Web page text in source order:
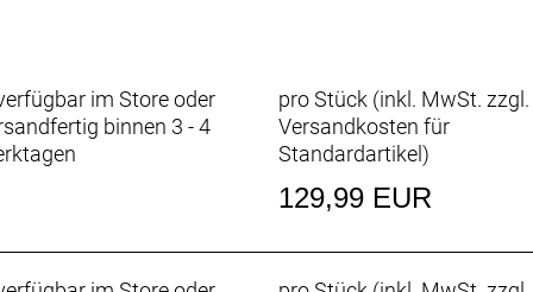
im Schonwaschgang und hänge es danach zum
Polyester, Rückseite: 76 % Nylon / 24 % Spandex
im Store oder
binnen 3 - 4
pro Stück (inkl. MwSt. zzgl.
Versandkosten für
Standardartikel)
129,99 EUR